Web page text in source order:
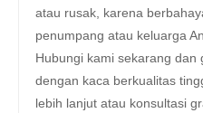
atau rusak, karena
penumpang atau keluarga
Hubungi kami sekarang dan
dengan kaca berkualitas
lebih lanjut atau konsultasi